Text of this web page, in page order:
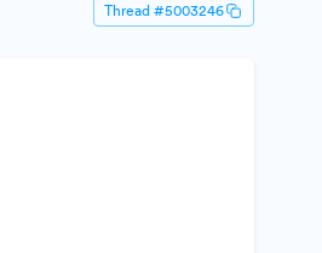
Thread #5003246